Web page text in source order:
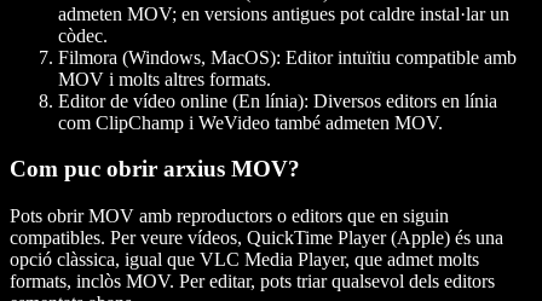
admeten MOV; en versions antigues pot caldre instal·lar un
còdec.
Filmora (Windows, MacOS): Editor intuïtiu compatible amb
MOV i molts altres formats.
Editor de vídeo online (En línia): Diversos editors en línia
com ClipChamp i WeVideo també admeten MOV.
Com puc obrir arxius MOV?
Pots obrir MOV amb reproductors o editors que en siguin
compatibles. Per veure vídeos, QuickTime Player (Apple) és una
opció clàssica, igual que VLC Media Player, que admet molts
formats, inclòs MOV. Per editar, pots triar qualsevol dels editors